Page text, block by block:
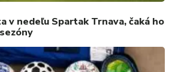
v nedeľu Spartak Trnava, čaká ho